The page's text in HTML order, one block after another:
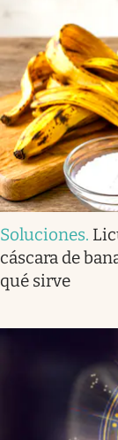
Soluciones.
cáscara de
qué sirve